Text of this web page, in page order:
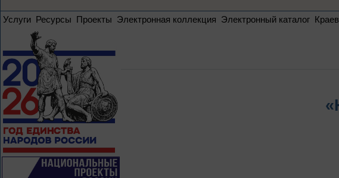
Услуги Ресурсы Проекты Электронная коллекция Электронный каталог